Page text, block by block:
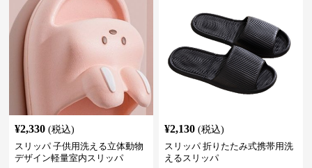
¥2,330 (税込)
スリッパ 子供用洗える立体動物
デザイン軽量室内スリッパ
¥2,130 (税込)
スリッパ 折りたたみ式携帯用洗
えるスリッパ